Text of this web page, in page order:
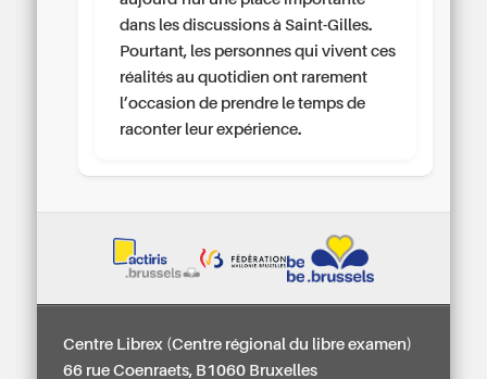
dans les discussions à Saint-Gilles.
Pourtant, les personnes qui vivent ces
réalités au quotidien ont rarement
l’occasion de prendre le temps de
raconter leur expérience.
Centre Librex (Centre régional du libre examen)
66 rue Coenraets, B1060 Bruxelles